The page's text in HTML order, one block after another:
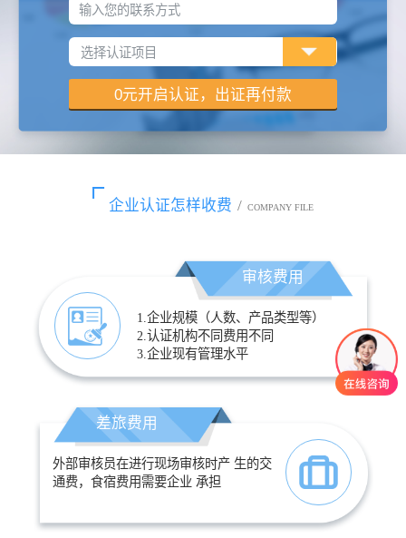
输入您的联系方式
企业认证怎样收费 / COMPANY FILE
审核费用
1.企业规模（人数、产品类型等）
2.认证机构不同费用不同
3.企业现有管理水平
差旅费用
外部审核员在进行现场审核时产 生的交
通费，食宿费用需要企业 承担